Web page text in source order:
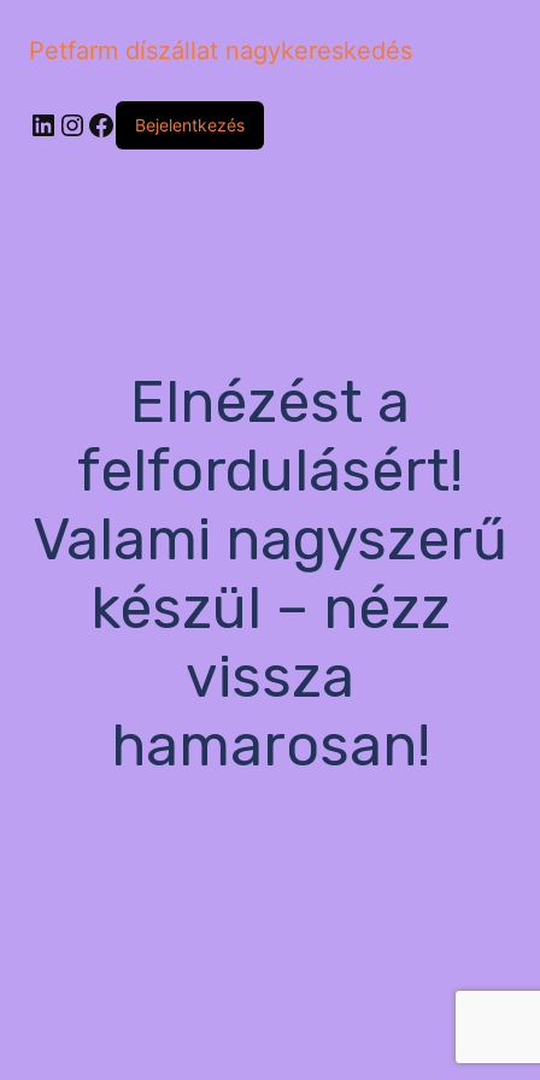
Petfarm díszállat nagykereskedés
LinkedIn
Instagram
Facebook
Bejelentkezés
Elnézést a
felfordulásért!
Valami nagyszerű
készül – nézz
vissza
hamarosan!